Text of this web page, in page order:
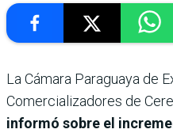
La Cámara Paraguaya de
Comercializadores de
informó sobre el